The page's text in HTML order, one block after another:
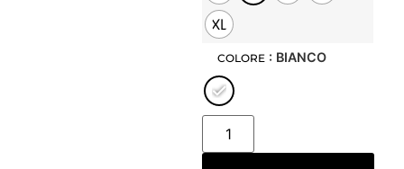
XL
COLORE : BIANCO